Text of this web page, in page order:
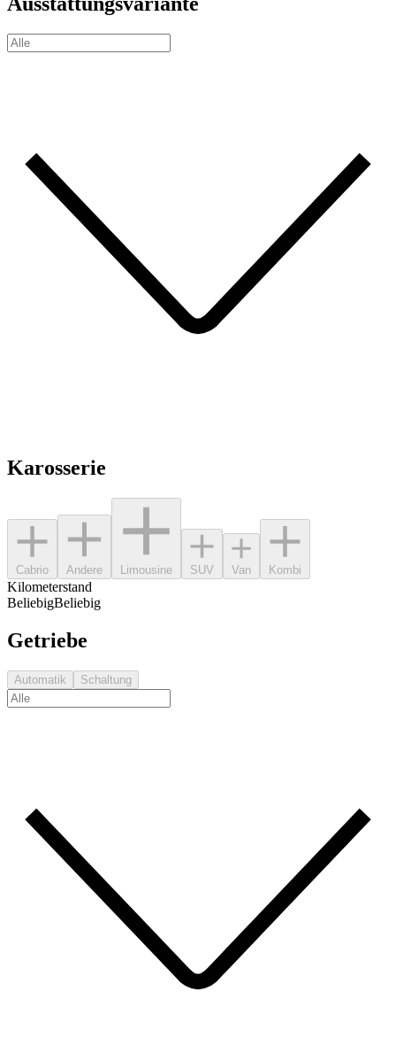
Karosserie
Cabrio Andere Limousine SUV Van Kombi
Kilometerstand
BeliebigBeliebig
Getriebe
Automatik Schaltung